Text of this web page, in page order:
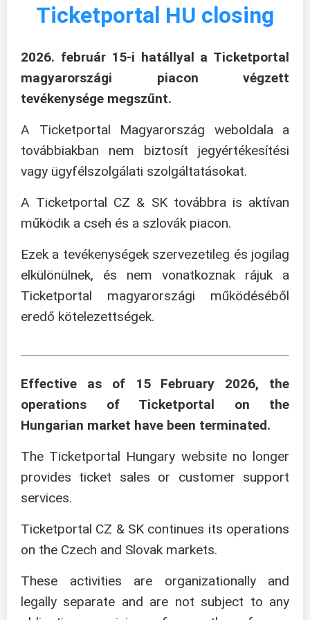
Ticketportal HU closing
2026. február 15-i hatállyal a Ticketportal
magyarországi piacon végzett
tevékenysége megszűnt.
A Ticketportal Magyarország weboldala a
továbbiakban nem biztosít jegyértékesítési
vagy ügyfélszolgálati szolgáltatásokat.
A Ticketportal CZ & SK továbbra is aktívan
működik a cseh és a szlovák piacon.
Ezek a tevékenységek szervezetileg és jogilag
elkülönülnek, és nem vonatkoznak rájuk a
Ticketportal magyarországi működéséből
eredő kötelezettségek.
Effective as of 15 February 2026, the
operations of Ticketportal on the
Hungarian market have been terminated.
The Ticketportal Hungary website no longer
provides ticket sales or customer support
services.
Ticketportal CZ & SK continues its operations
on the Czech and Slovak markets.
These activities are organizationally and
legally separate and are not subject to any